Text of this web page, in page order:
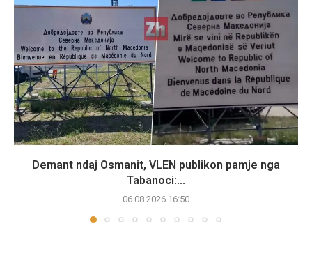
Demant ndaj Osmanit, VLEN publikon pamje nga
Tabanoci:...
06.08.2026 16:50